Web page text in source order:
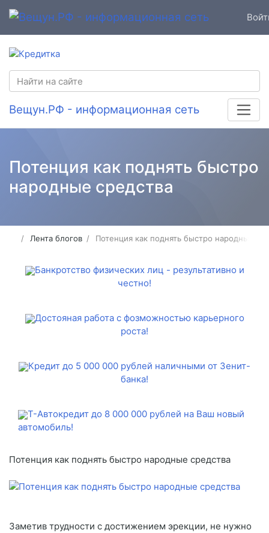
Вещун.РФ - информационная сеть
Потенция как поднять быстро
народные средства
Лента блогов Потенция как поднять быстро народные
Банкротство физических лиц - результативно и
честно!
Достояная работа с фозможностью карьерного
роста!
Кредит до 5 000 000 рублей наличными от Зенит-
банка!
Т-Автокредит до 8 000 000 рублей на Ваш новый
автомобиль!
Потенция как поднять быстро народные средства
Заметив трудности с достижением эрекции, не нужно